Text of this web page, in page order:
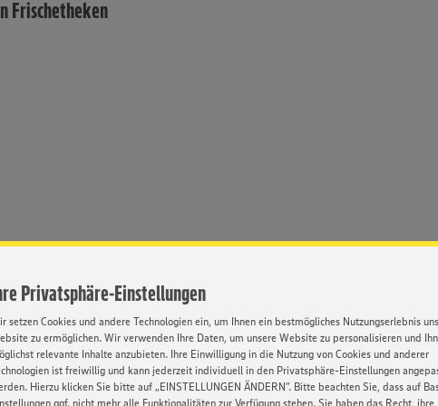
Privatsphäre-Einstellungen
setzen Cookies und andere Technologien ein, um Ihnen ein bestmögliches Nutzungserlebnis
zu ermöglichen. Wir verwenden Ihre Daten, um unsere Website zu personalisieren und
relevante Inhalte anzubieten. Ihre Einwilligung in die Nutzung von Cookies und anderer
ist freiwillig und kann jederzeit individuell in den Privatsphäre-Einstellungen
Hierzu klicken Sie bitte auf „EINSTELLUNGEN ÄNDERN”. Bitte beachten Sie, dass auf
ggf. nicht mehr alle Funktionalitäten zur Verfügung stehen. Sie haben das Recht, ihre
Frischetheken
Umfassende
Weiterbildung